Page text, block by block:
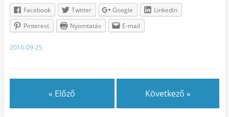
Facebook
Twitter Google
Linkedin
Pinterest
Nyomtatás E-mail
2016-09-25
« Előző Következő »